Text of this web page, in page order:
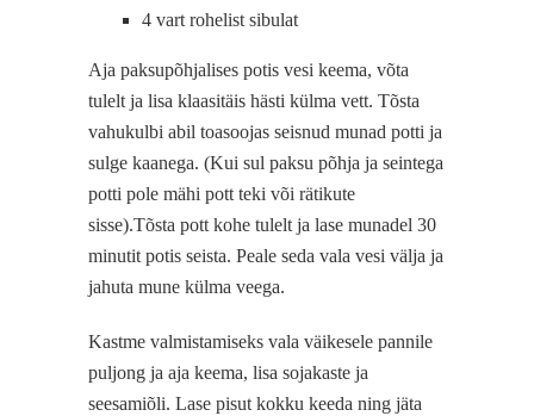
4 vart rohelist sibulat
Aja paksupõhjalises potis vesi keema, võta
tulelt ja lisa klaasitäis hästi külma vett. Tõsta
vahukulbi abil toasoojas seisnud munad potti ja
sulge kaanega. (Kui sul paksu põhja ja seintega
potti pole mähi pott teki või rätikute
sisse).Tõsta pott kohe tulelt ja lase munadel 30
minutit potis seista. Peale seda vala vesi välja ja
jahuta mune külma veega.
Kastme valmistamiseks vala väikesele pannile
puljong ja aja keema, lisa sojakaste ja
seesamiõli. Lase pisut kokku keeda ning jäta